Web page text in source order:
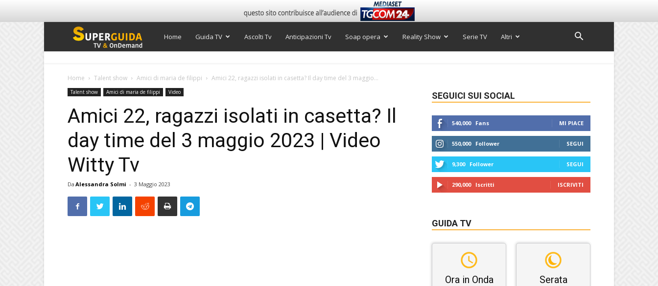
Super
TV
Home Guida TV Ascolti Tv Anticipazioni Tv Soap opera Reality Show Serie TV Altri
Home Talent show Amici di maria de filippi Amici 22, ragazzi isolati in casetta? Il day time del 3 maggio...
Talent show Amici di maria de filippi Video
Amici 22, ragazzi isolati in casetta? Il
day time del 3 maggio 2023 | Video
Witty Tv
Da Alessandra Solmi - 3 Maggio 2023
SEGUICI SUI SOCIAL
540,000 Fans MI PIACE
550,000 Follower SEGUI
9,300 Follower SEGUI
290,000 Iscritti ISCRIVITI
GUIDA TV
Ora in Onda Serata